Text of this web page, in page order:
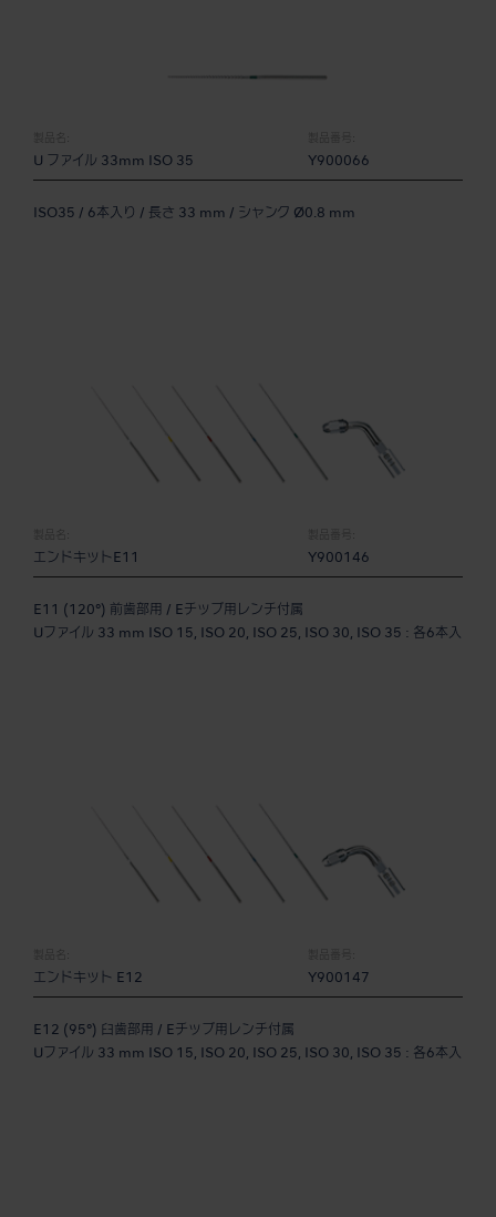
製品名:
U ファイル 33mm ISO 35
製品番号:
Y900066
ISO35 / 6本入り / 長さ 33 mm / シャンク Ø0.8 mm
製品名:
エンドキットE11
製品番号:
Y900146
E11 (120°) 前歯部用 / Eチップ用レンチ付属
Uファイル 33 mm ISO 15, ISO 20, ISO 25, ISO 30, ISO 35 : 各6本入
製品名:
エンドキット E12
製品番号:
Y900147
E12 (95°) 臼歯部用 / Eチップ用レンチ付属
Uファイル 33 mm ISO 15, ISO 20, ISO 25, ISO 30, ISO 35 : 各6本入